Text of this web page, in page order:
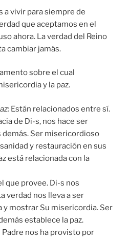
a vivir para siempre de
que aceptamos en el
ahora. La verdad del Reino
cambiar jamás.
sobre el cual
y la paz.
Están relacionados entre sí.
de Di-s, nos hace ser
Ser misericordioso
y restauración en sus
está relacionada con la
que provee. Di-s nos
verdad nos lleva a ser
y mostrar Su misericordia. Ser
establece la paz.
Padre nos ha provisto por